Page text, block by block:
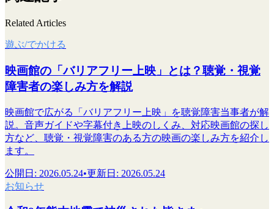
Related Articles
遊ぶ/でかける
映画館の「バリアフリー上映」とは？聴覚・視覚
障害者の楽しみ方を解説
映画館で広がる「バリアフリー上映」を聴覚障害当事者が解
説。音声ガイドや字幕付き上映のしくみ、対応映画館の探し
方など、聴覚・視覚障害のある方の映画の楽しみ方を紹介し
ます。
公開日 : 2026.05.24•更新日 : 2026.05.24
お知らせ